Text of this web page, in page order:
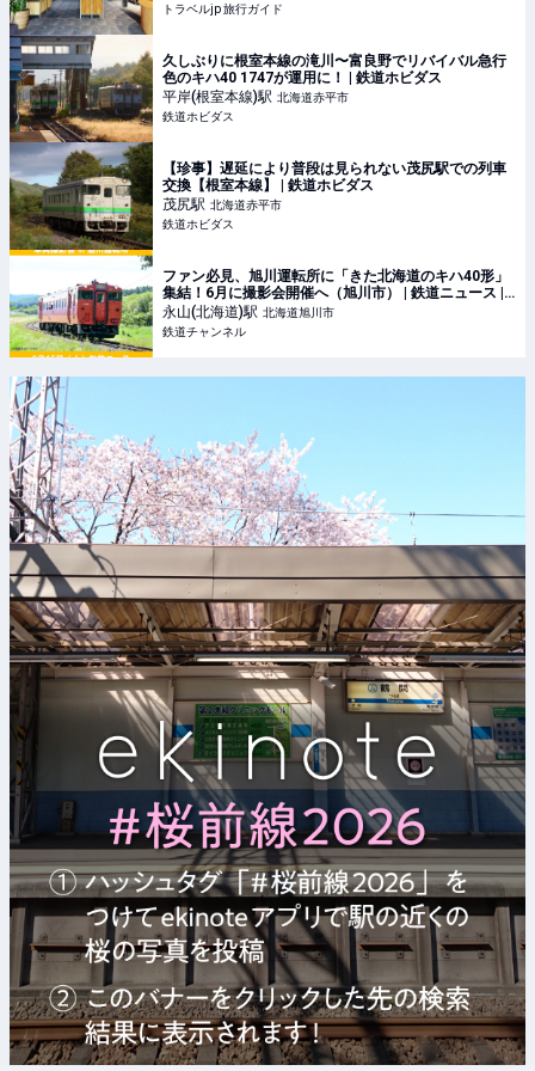
トラベルjp 旅行ガイド
久しぶりに根室本線の滝川〜富良野でリバイバル急行
色のキハ40 1747が運用に！ | 鉄道ホビダス
平岸(根室本線)駅 北海道赤平市
鉄道ホビダス
【珍事】遅延により普段は見られない茂尻駅での列車
交換【根室本線】 | 鉄道ホビダス
茂尻駅 北海道赤平市
鉄道ホビダス
ファン必見、旭川運転所に「きた北海道のキハ40形」
集結！6月に撮影会開催へ（旭川市） | 鉄道ニュース |
鉄道チャンネル
永山(北海道)駅 北海道旭川市
鉄道チャンネル